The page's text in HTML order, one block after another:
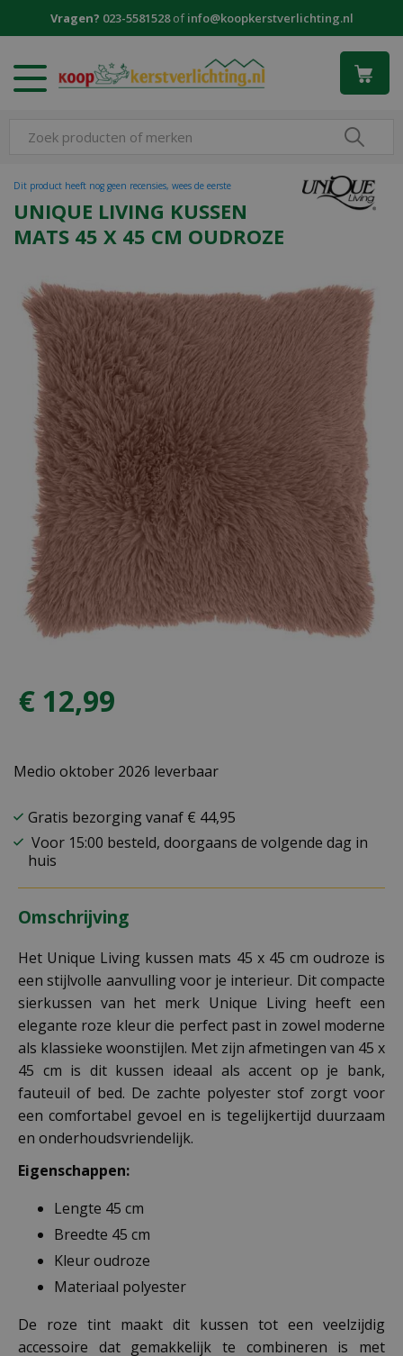
Vragen? 023-5581528ofinfo@koopkerstverlichting.nl
UNIQUE LIVING KUSSEN
MATS 45 X 45 CM OUDROZE
Dit product heeft nog geen recensies, wees de eerste
€ 12,99
Medio oktober 2026 leverbaar
Gratis bezorging vanaf € 44,95
Voor 15:00 besteld, doorgaans de volgende dag in
huis
Omschrijving
Het Unique Living kussen mats 45 x 45 cm oudroze is
een stijlvolle aanvulling voor je interieur. Dit compacte
sierkussen van het merk Unique Living heeft een
elegante roze kleur die perfect past in zowel moderne
als klassieke woonstijlen. Met zijn afmetingen van 45 x
45 cm is dit kussen ideaal als accent op je bank,
fauteuil of bed. De zachte polyester stof zorgt voor
een comfortabel gevoel en is tegelijkertijd duurzaam
en onderhoudsvriendelijk.
Eigenschappen:
Lengte 45 cm
Breedte 45 cm
Kleur oudroze
Materiaal polyester
De roze tint maakt dit kussen tot een veelzijdig
accessoire dat gemakkelijk te combineren is met